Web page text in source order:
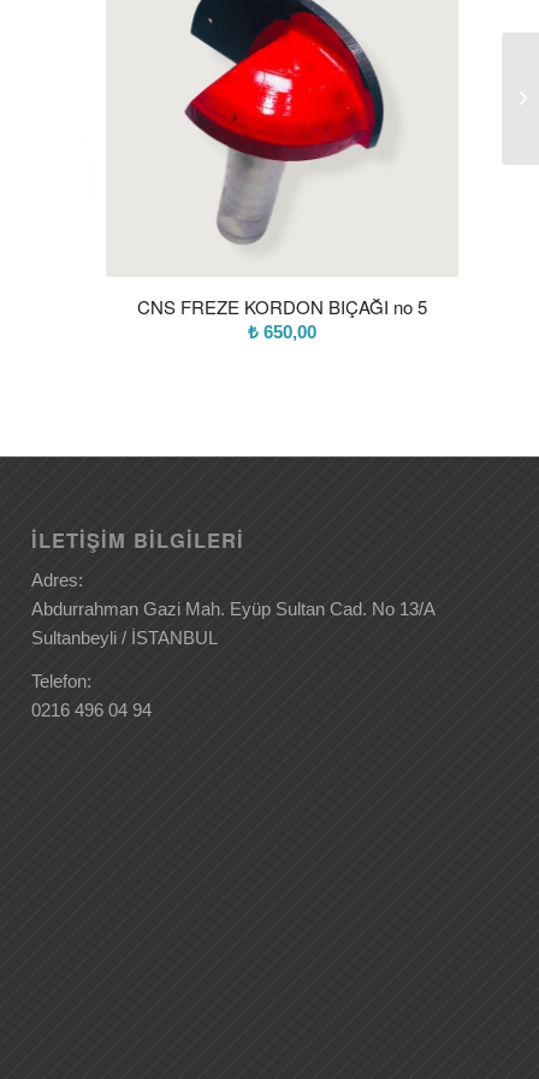
CNS FREZE KORDON BIÇAĞI no 5
₺650,00
İLETIŞIM BILGILERI
Adres:
Abdurrahman Gazi Mah. Eyüp Sultan Cad. No 13/A
Sultanbeyli / İSTANBUL
Telefon:
0216 496 04 94